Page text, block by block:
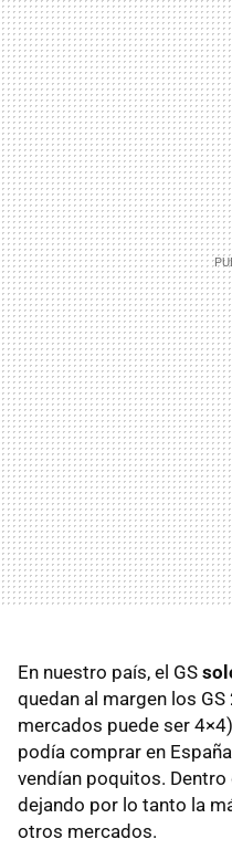
En nuestro país, el GS
quedan al margen los
mercados puede ser
podía comprar en
vendían poquitos.
dejando por lo tanto la
otros mercados.